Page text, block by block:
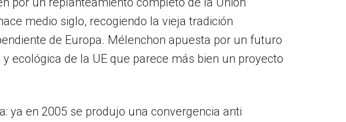
medio siglo, recogiendo la vieja tradición
de Europa. Mélenchon apuesta por un futuro
ecológica de la UE que parece más bien un proyecto
ya en 2005 se produjo una convergencia anti